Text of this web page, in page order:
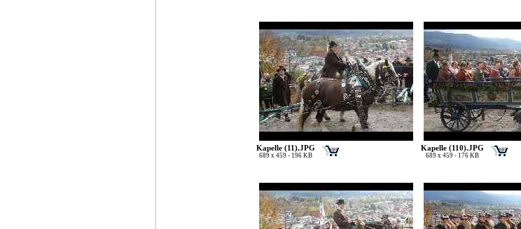
Kapelle (11).JPG
689 x 459 - 196 KB
Kapelle (110).JPG
689 x 459 - 176 KB